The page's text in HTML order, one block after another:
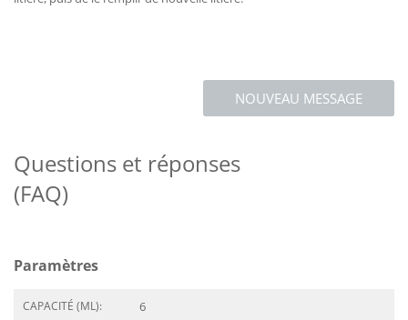
NOUVEAU MESSAGE
Questions et réponses
(FAQ)
Paramètres
CAPACITÉ (ML): 6